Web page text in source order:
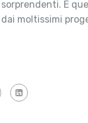
E
moltissimi